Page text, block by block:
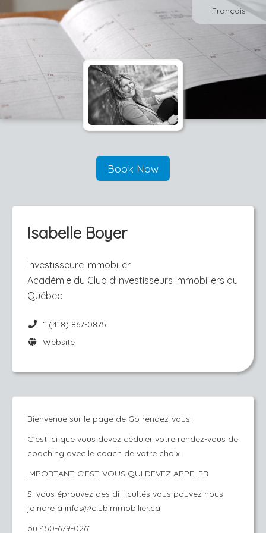
Français
Book Now
Isabelle Boyer
Investisseure immobilier
Académie du Club d'investisseurs immobiliers du
Québec
1 (418) 867-0875
Website
Bienvenue sur le page de Go rendez-vous!
C'est ici que vous devez céduler votre rendez-vous de
coaching avec le coach de votre choix.
IMPORTANT C'EST VOUS QUI DEVEZ APPELER
Si vous éprouvez des difficultés vous pouvez nous
joindre à infos@clubimmobilier.ca
ou 450-679-0261